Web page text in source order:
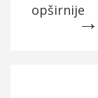
opširnije